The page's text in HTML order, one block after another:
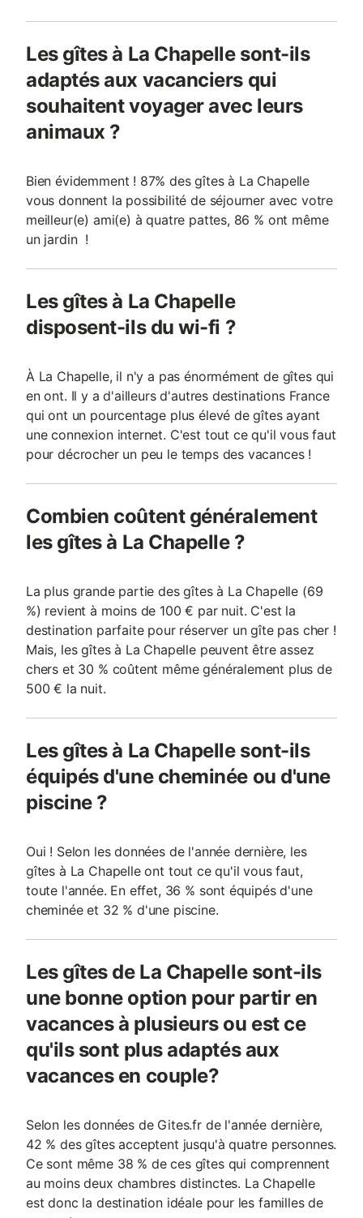
Les gîtes à La Chapelle sont-ils
adaptés aux vacanciers qui
souhaitent voyager avec leurs
animaux ?
Bien évidemment ! 87% des gîtes à La Chapelle
vous donnent la possibilité de séjourner avec votre
meilleur(e) ami(e) à quatre pattes, 86 % ont même
un jardin !
Les gîtes à La Chapelle
disposent-ils du wi-fi ?
À La Chapelle, il n'y a pas énormément de gîtes qui
en ont. Il y a d'ailleurs d'autres destinations France
qui ont un pourcentage plus élevé de gîtes ayant
une connexion internet. C'est tout ce qu'il vous faut
pour décrocher un peu le temps des vacances !
Combien coûtent généralement
les gîtes à La Chapelle ?
La plus grande partie des gîtes à La Chapelle (69
%) revient à moins de 100 € par nuit. C'est la
destination parfaite pour réserver un gîte pas cher !
Mais, les gîtes à La Chapelle peuvent être assez
chers et 30 % coûtent même généralement plus de
500 € la nuit.
Les gîtes à La Chapelle sont-ils
équipés d'une cheminée ou d'une
piscine ?
Oui ! Selon les données de l'année dernière, les
gîtes à La Chapelle ont tout ce qu'il vous faut,
toute l'année. En effet, 36 % sont équipés d'une
cheminée et 32 % d'une piscine.
Les gîtes de La Chapelle sont-ils
une bonne option pour partir en
vacances à plusieurs ou est ce
qu'ils sont plus adaptés aux
vacances en couple?
Selon les données de Gites.fr de l'année dernière,
42 % des gîtes acceptent jusqu'à quatre personnes.
Ce sont même 38 % de ces gîtes qui comprennent
au moins deux chambres distinctes. La Chapelle
est donc la destination idéale pour les familles de